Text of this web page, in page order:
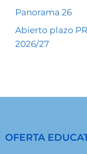
Panorama 26
Abierto plazo
2026/27
OFERTA